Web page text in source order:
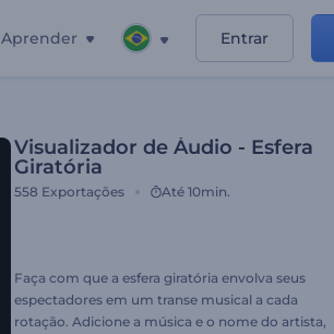
Aprender Entrar
Visualizador de Áudio - Esfera
Giratória
558 Exportações Até 10min.
Faça com que a esfera giratória envolva seus
espectadores em um transe musical a cada
rotação. Adicione a música e o nome do artista,